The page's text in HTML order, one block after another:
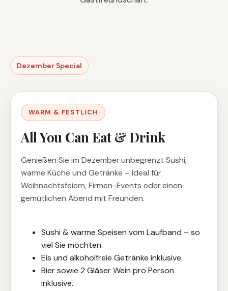
Dezember Special
WARM & FESTLICH
All You Can Eat & Drink
Genießen Sie im Dezember unbegrenzt Sushi,
warme Küche und Getränke – ideal für
Weihnachtsfeiern, Firmen-Events oder einen
gemütlichen Abend mit Freunden.
Sushi & warme Speisen vom Laufband – so
viel Sie möchten.
Eis und alkoholfreie Getränke inklusive.
Bier sowie 2 Gläser Wein pro Person
inklusive.